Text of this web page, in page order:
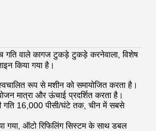
गति वाले कागज टुकड़े टुकड़े करनेवाला, विशेष
किया गया है।
रूप से मशीन को समायोजित करता है।
मात्रा और ऊंचाई प्रदर्शित करता है।
16,000 पीसी/घंटे तक, चीन में सबसे
गया, ऑटो रिफिलिंग सिस्टम के साथ डबल